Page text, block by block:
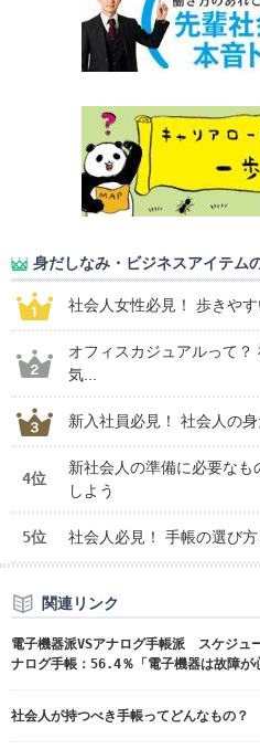
身だしなみ・ビジネスアイテム
社会人女性必見！ 歩きや
オフィスカジュアルって
気...
新入社員必見！ 社会人の
4位
新社会人の準備に必要な
しよう
5位 社会人必見！ 手帳の選び
関連リンク
電子機器派VSアナログ手帳派 スケジュ
ナログ手帳：56.4％「電子機器は故障が
社会人が持つべき手帳ってどんなもの？